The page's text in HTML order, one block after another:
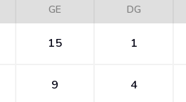
GE DG
15 1
9 4